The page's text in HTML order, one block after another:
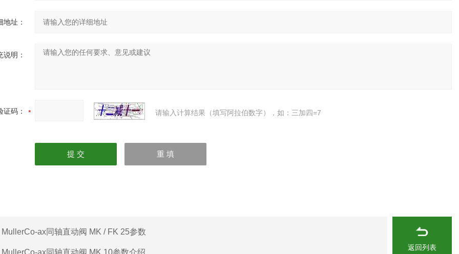
地址：
说明：
证码： 请输入计算结果（填写阿拉伯数字），如：三加四=7
MullerCo-ax同轴直动阀 MK / FK 25参数
MullerCo-ax同轴直动阀 MK 10参数介绍
返回列表